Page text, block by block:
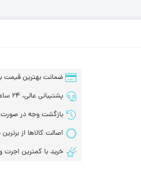
ضمانت بهترین قیمت
پشتیبانی عالی، 24 ساعت، 7 روز هفته
بازگشت وجه در
اصالت کالاها از برترین
خرید با کمترین اجرت